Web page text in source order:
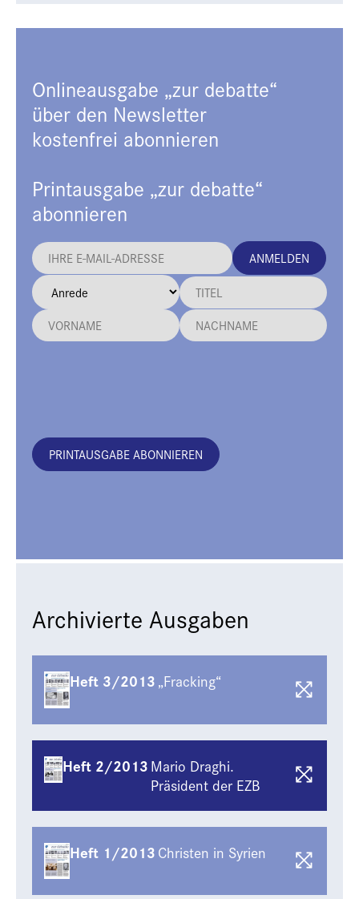
Onlineausgabe „zur debatte“
über den Newsletter
kostenfrei abonnieren
Printausgabe „zur debatte“
abonnieren
ANMELDEN
PRINTAUSGABE ABONNIEREN
Archivierte Ausgaben
Heft 3/2013 „Fracking“
Heft 2/2013 Mario Draghi.
Präsident der EZB
Heft 1/2013 Christen in Syrien